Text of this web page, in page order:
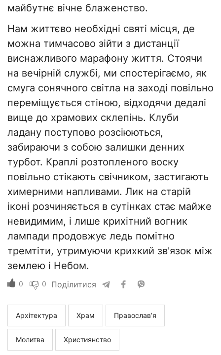
майбутнє вічне блаженство.
Нам життєво необхідні святі місця, де
можна тимчасово зійти з дистанції
виснажливого марафону життя. Стоячи
на вечірній службі, ми спостерігаємо, як
смуга сонячного світла на заході повільно
переміщується стіною, відходячи дедалі
вище до храмових склепінь. Клуби
ладану поступово розсіюються,
забираючи з собою залишки денних
турбот. Краплі розтопленого воску
повільно стікають свічником, застигають
химерними напливами. Лик на старій
іконі розчиняється в сутінках стає майже
невидимим, і лише крихітний вогник
лампади продовжує ледь помітно
тремтіти, утримуючи крихкий зв'язок між
землею і Небом.
0 0 Поділитися
Архітектура Храм Православ’я
Молитва Християнство